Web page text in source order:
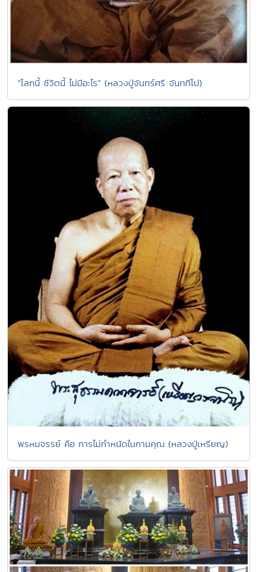
"โลกนี้ ชีวิตนี้ ไม่มีอะไร" (หลวงปู่จันทร์ศรี จันททีโป)
พรหมจรรย์ คือ การไม่กำหนัดในกามคุณ (หลวงปู่เหรียญ)